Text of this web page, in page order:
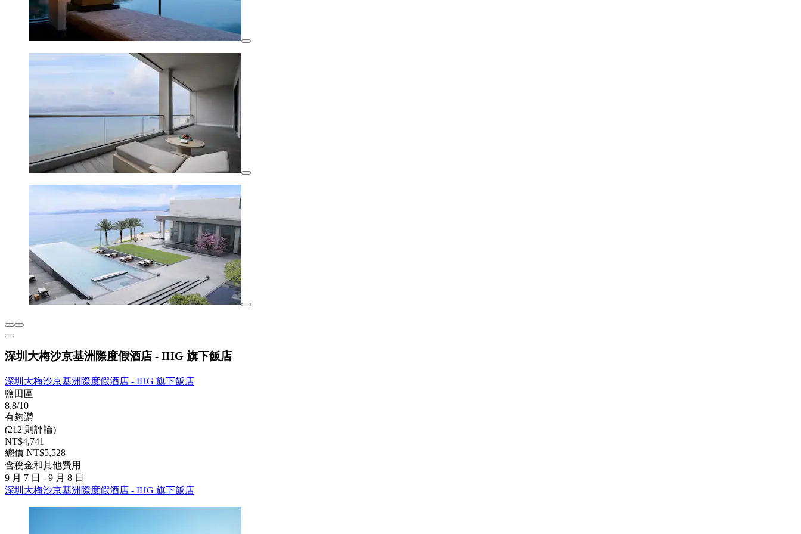
深圳大梅沙京基洲際度假酒店 - IHG 旗下飯店
深圳大梅沙京基洲際度假酒店 - IHG 旗下飯店
鹽田區
8.8/10
有夠讚
(212 則評論)
NT$4,741
總價 NT$5,528
含稅金和其他費用
9 月 7 日 - 9 月 8 日
深圳大梅沙京基洲際度假酒店 - IHG 旗下飯店